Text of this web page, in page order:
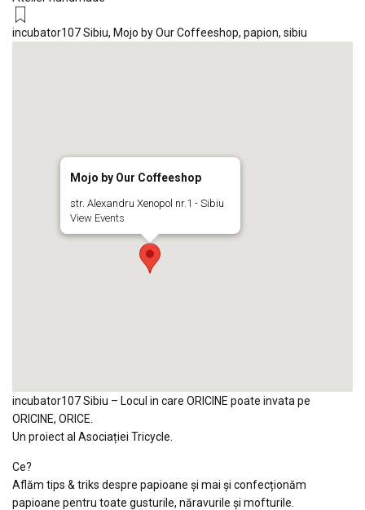
incubator107 Sibiu, Mojo by Our Coffeeshop, papion, sibiu
Mojo by Our Coffeeshop
str. Alexandru Xenopol nr.1 - Sibiu
View Events
incubator107 Sibiu – Locul in care ORICINE poate invata pe
ORICINE, ORICE.
Un proiect al Asociației Tricycle.
Ce?
Aflăm tips & triks despre papioane și mai și confecționăm
papioane pentru toate gusturile, năravurile şi mofturile.